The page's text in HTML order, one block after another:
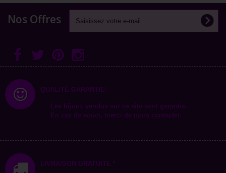
Nos Offres
QUALITÉ GARANTIE!
Les bijoux vendus sur ce site sont garantis.
En cas de souci, merci de nous contacter.
LIVRAISON GRATUITE *